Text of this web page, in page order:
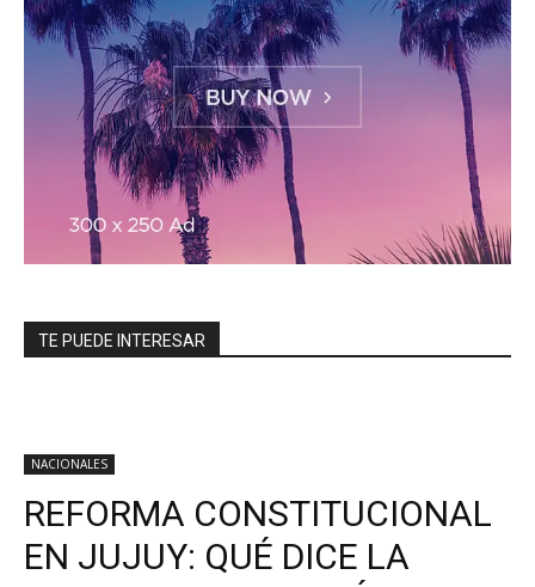
TE PUEDE INTERESAR